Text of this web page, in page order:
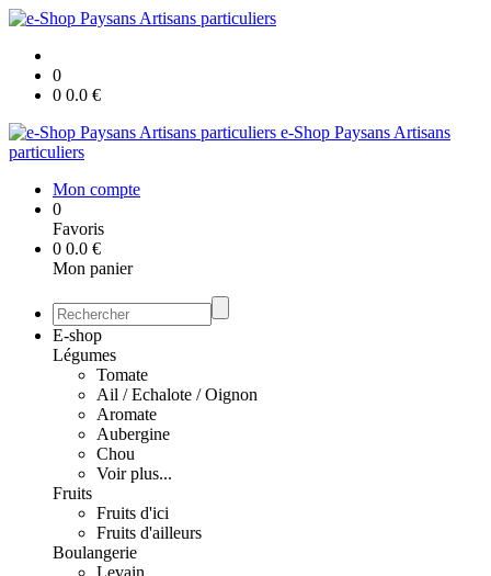
0
0 0.0 €
e-Shop Paysans Artisans
particuliers
Mon compte
0
Favoris
0 0.0 €
Mon panier
E-shop
Légumes
Tomate
Ail / Echalote / Oignon
Aromate
Aubergine
Chou
Voir plus...
Fruits
Fruits d'ici
Fruits d'ailleurs
Boulangerie
Levain